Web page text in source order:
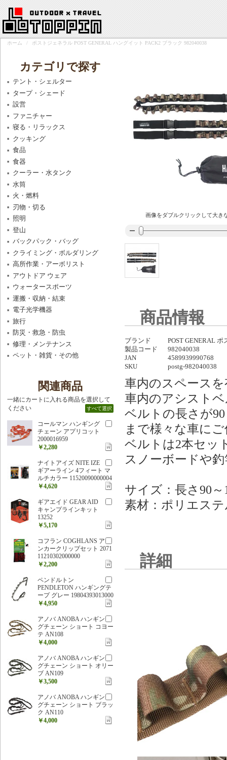
ホーム / ポストジェネラル POST GENERAL ハングイット PACK2 ブラック 982040038
画像をダブルクリックして大き
商品情報
ブランド
POST GENERAL
製品コード
982040038
JAN
4589939990768
SKU
postg-982040038
車内のスペース
車内のアシスト
ベルトの長さが
まで様々な車に
ベルトは2本セッ
スノーボードや
サイズ：長さ90～
素材：ポリエス
詳細
カテゴリで探す
テント・シェルター
タープ・シェード
設営
ファニチャー
寝る・リラックス
クッキング
食品
食器
クーラー・水タンク
水筒
火・燃料
刃物・切る
照明
登山
バックパック・バッグ
クライミング・ボルダリング
高所作業・アーボリスト
アウトドア ウェア
ウォータースポーツ
運搬・収納・結束
電子光学機器
旅行
防災・救急・防虫
修理・メンテナンス
ペット・雑貨・その他
関連商品
一緒にカートに入れる商品を選択して
ください
すべて選択
コールマン ハンギング
チェーン アプリコット
2000016959
￥2,280
ナイトアイズ NITE IZE
ギアーライン 4フィート マ
ルチカラー 11520090000004
￥4,620
ギアエイド GEAR AID
キャンプラインキット
13252
￥5,170
コフラン COGHLANS ア
ンカークリップセット 2071
11210302000000
￥2,200
ペンドルトン
PENDLETON ハンギングテ
ープ グレー 19804393013000
￥4,950
アノバ ANOBA ハンギン
グチェーン ショート コヨー
テ AN108
￥4,000
アノバ ANOBA ハンギン
グチェーン ショート オリー
ブ AN109
￥3,500
アノバ ANOBA ハンギン
グチェーン ショート ブラッ
ク AN110
￥4,000